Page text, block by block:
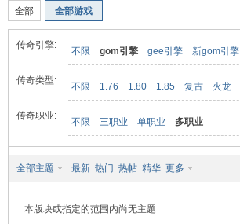
全部 全部游戏
传奇引擎:
不限 gom引擎 gee引擎 新gom引擎
传奇类型:
不限 1.76 1.80 1.85 复古 火龙
传奇职业:
不限 三职业 单职业 多职业
全部主题 最新 热门 热帖 精华 更多
本版块或指定的范围内尚无主题